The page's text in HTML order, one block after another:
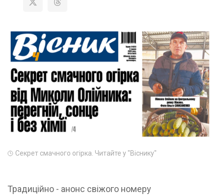
Секрет смачного огірка. Читайте у "Віснику"
Традиційно - анонс свіжого номеру